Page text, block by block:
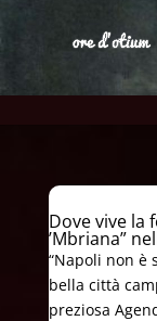
Dove vive la
’Mbriana”
“Napoli non è
bella città
preziosa